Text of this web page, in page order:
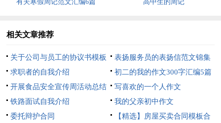
有关寒假周记范文汇编6篇 高中生的周记
相关文章推荐
关于公司与员工的协议书模板
合集10篇
表扬服务员的表扬信范文锦集
五篇
求职者的自我介绍
初二的我的作文300字汇编5篇
开展食品安全宣传周活动总结
写喜欢的一个人作文
铁路面试自我介绍
我的父亲初中作文
委托辩护合同
【精选】房屋买卖合同模板合